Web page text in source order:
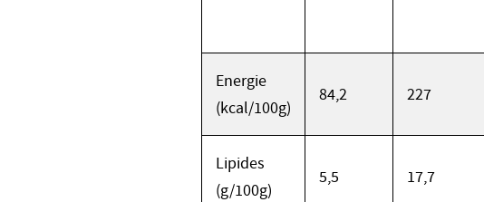
Energie
(kcal/100g)
84,2 227
Lipides
(g/100g)
5,5 17,7